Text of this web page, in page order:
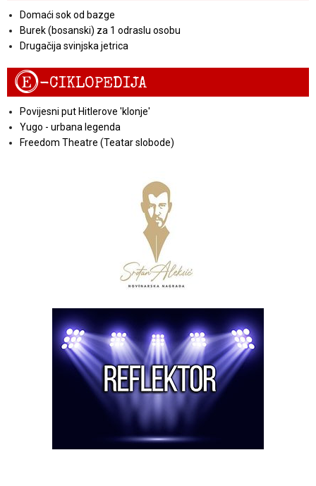
Domaći sok od bazge
Burek (bosanski) za 1 odraslu osobu
Drugačija svinjska jetrica
E-CIKLOPEDIJA
Povijesni put Hitlerove 'klonje'
Yugo - urbana legenda
Freedom Theatre (Teatar slobode)